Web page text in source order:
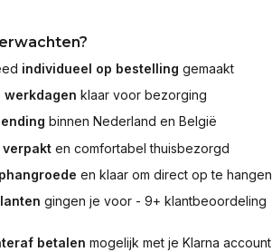
individueel op bestelling gemaakt
werkdagen klaar voor bezorging
binnen Nederland en België
en comfortabel thuisbezorgd
en klaar om direct op te hangen
gingen je voor - 9+ klantbeoordeling
betalen mogelijk met je Klarna account